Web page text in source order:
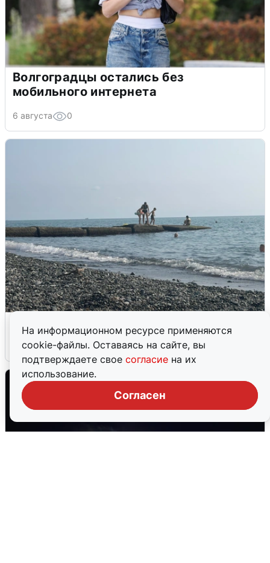
На информационном ресурсе применяются
cookie-файлы. Оставаясь на сайте, вы
подтверждаете свое согласие на их
использование.
Согласен
Волгоградцы остались без
мобильного интернета
6 августа 0
6 августа 0